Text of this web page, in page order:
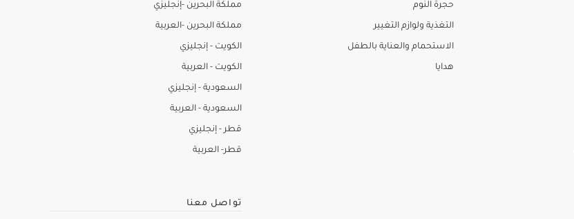
حجرة النوم
التغذية ولوازم التغيير
الاستحمام والعناية بالطفل
هدايا
مملكة البحرين -إنجليزي
مملكة البحرين -العربية
الكويت - إنجليزي
الكويت - العربية
السعودية - إنجليزي
السعودية - العربية
قطر - إنجليزي
قطر- العربية
تواصل معنا